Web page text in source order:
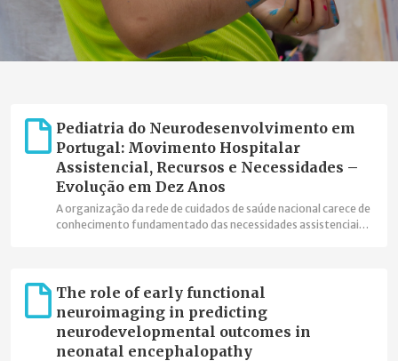
Pediatria do Neurodesenvolvimento em
Portugal: Movimento Hospitalar
Assistencial, Recursos e Necessidades –
Evolução em Dez Anos
A organização da rede de cuidados de saúde nacional carece de
conhecimento fundamentado das necessidades assistenciais
The role of early functional
neuroimaging in predicting
neurodevelopmental outcomes in
neonatal encephalopathy